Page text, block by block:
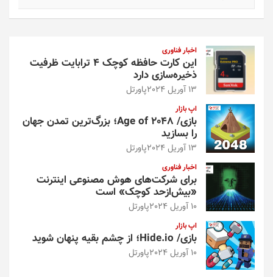
اخبار فناوری
این کارت حافظه کوچک ۴ ترابایت ظرفیت
ذخیره‌سازی دارد
13 آوریل 2024 پاورتل
اپ بازار
بازی/ Age of 2048؛ بزرگ‌ترین تمدن جهان
را بسازید
13 آوریل 2024 پاورتل
اخبار فناوری
برای شرکت‌های هوش مصنوعی اینترنت
«بیش‌از‌حد کوچک» است
10 آوریل 2024 پاورتل
اپ بازار
بازی/ Hide.io؛ از چشم بقیه پنهان شوید
10 آوریل 2024 پاورتل